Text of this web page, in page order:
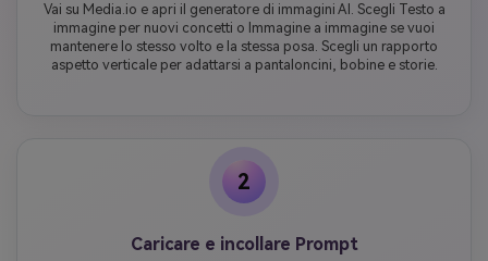
Vai su Media.io e apri il generatore di immagini AI. Scegli Testo a
immagine per nuovi concetti o Immagine a immagine se vuoi
mantenere lo stesso volto e la stessa posa. Scegli un rapporto
aspetto verticale per adattarsi a pantaloncini, bobine e storie.
2
Caricare e incollare Prompt